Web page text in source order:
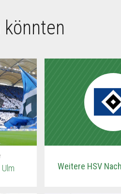
Weitere HSV